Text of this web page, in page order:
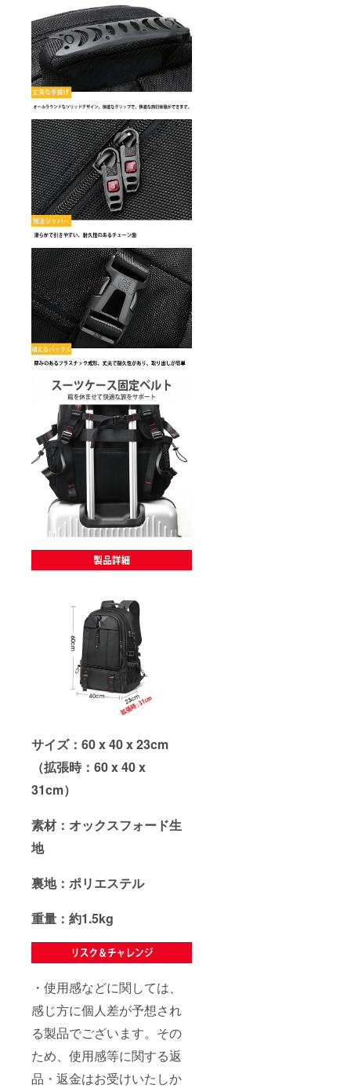
サイズ：60 x 40 x 23cm
（拡張時：60 x 40 x
31cm）
素材：オックスフォード生
地
裏地：ポリエステル
重量：約1.5kg
・使用感などに関しては、
感じ方に個人差が予想され
る製品でございます。その
ため、使用感等に関する返
品・返金はお受けいたしか